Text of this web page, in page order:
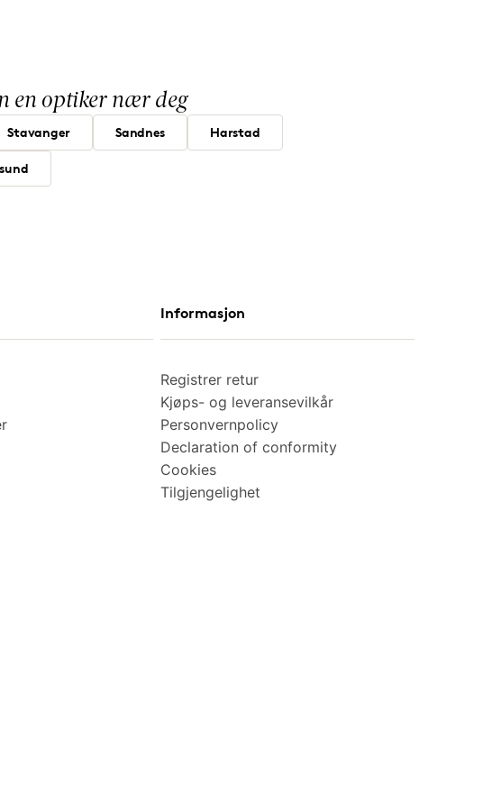
en optiker nær deg
Stavanger Sandnes Harstad
Informasjon
Registrer retur
Kjøps- og leveransevilkår
Personvernpolicy
Declaration of conformity
Cookies
Tilgjengelighet